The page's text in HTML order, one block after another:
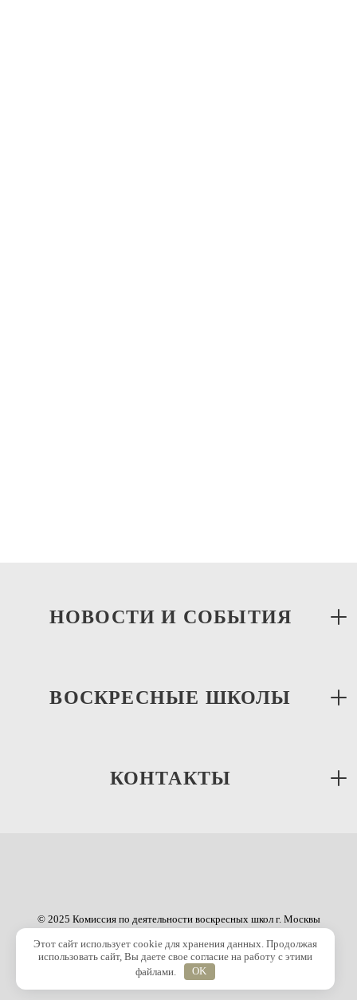
НОВОСТИ И СОБЫТИЯ
ВОСКРЕСНЫЕ ШКОЛЫ
КОНТАКТЫ
© 2025 Комиссия по деятельности воскресных школ г. Москвы
Этот сайт использует cookie для хранения данных. Продолжая
использовать сайт, Вы даете свое согласие на работу с этими
файлами.
OK